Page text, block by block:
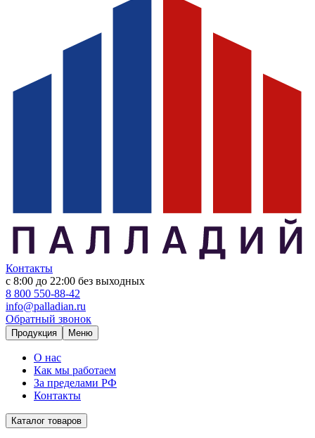
Контакты
с 8:00 до 22:00 без выходных
8 800 550-88-42
info@palladian.ru
Обратный звонок
Продукция Меню
О нас
Как мы работаем
За пределами РФ
Контакты
Каталог товаров